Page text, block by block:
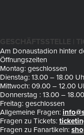
GESCHÄFTSSTELLE |
Am Donaustadion hinter
Öffnungszeiten
Montag: geschlossen
Dienstag: 13.00 – 18.00
Mittwoch: 09.00 – 12.00
Donnerstag : 13.00 –
Freitag: geschlossen
Allgemeine Fragen:
Fragen zu Tickets:
Fragen zu Fanartikeln: